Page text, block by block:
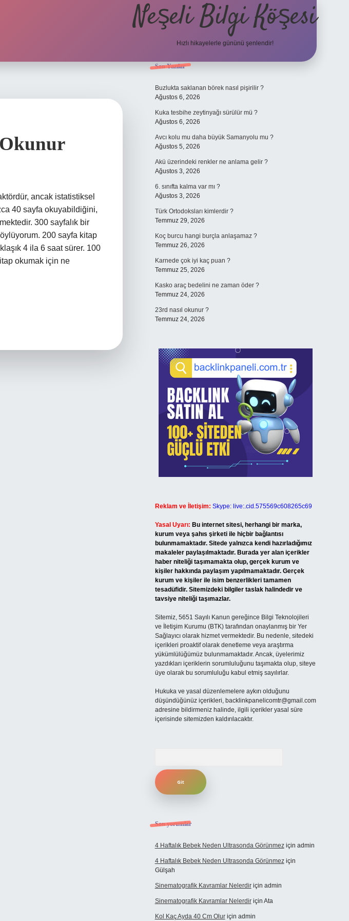
Neşeli Bilgi Köşesi
Hızlı hikayelerle gününü şenlendir!
ancak istatistiksel
40 sayfa okuyabildiğini,
300 sayfalık bir
200 sayfa kitap
4 ila 6 saat sürer. 100
okumak için ne
Sidebar
Son Yazılar
Buzlukta saklanan börek nasıl pişirilir ?
Ağustos 6, 2026
Kuka tesbihe zeytinyağı sürülür mü ?
Ağustos 6, 2026
Avcı kolu mu daha büyük Samanyolu mu ?
Ağustos 5, 2026
Akü üzerindeki renkler ne anlama gelir ?
Ağustos 3, 2026
6. sınıfta kalma var mı ?
Ağustos 3, 2026
Türk Ortodoksları kimlerdir ?
Temmuz 29, 2026
Koç burcu hangi burçla anlaşamaz ?
Temmuz 26, 2026
Karnede çok iyi kaç puan ?
Temmuz 25, 2026
Kasko araç bedelini ne zaman öder ?
Temmuz 24, 2026
23rd nasıl okunur ?
Temmuz 24, 2026
Reklam ve İletişim: Skype: live:.cid.575569c608265c69
Yasal Uyarı: Bu internet sitesi, herhangi bir marka,
kurum veya şahıs şirketi ile hiçbir bağlantısı
bulunmamaktadır. Sitede yalnızca kendi hazırladığımız
makaleler paylaşılmaktadır. Burada yer alan içerikler
haber niteliği taşımamakta olup, gerçek kurum ve
kişiler hakkında paylaşım yapılmamaktadır. Gerçek
kurum ve kişiler ile isim benzerlikleri tamamen
tesadüfidir. Sitemizdeki bilgiler taslak halindedir ve
tavsiye niteliği taşımazlar.
Sitemiz, 5651 Sayılı Kanun gereğince Bilgi Teknolojileri
ve İletişim Kurumu (BTK) tarafından onaylanmış bir Yer
Sağlayıcı olarak hizmet vermektedir. Bu nedenle, sitedeki
içerikleri proaktif olarak denetleme veya araştırma
yükümlülüğümüz bulunmamaktadır. Ancak, üyelerimiz
yazdıkları içeriklerin sorumluluğunu taşımakta olup, siteye
üye olarak bu sorumluluğu kabul etmiş sayılırlar.
Hukuka ve yasal düzenlemelere aykırı olduğunu
düşündüğünüz içerikleri, backlinkpanelicomtr@gmail.com
adresine bildirmeniz halinde, ilgili içerikler yasal süre
içerisinde sitemizden kaldırılacaktır.
Son yorumlar
4 Haftalık Bebek Neden Ultrasonda Görünmeziçin admin
4 Haftalık Bebek Neden Ultrasonda Görünmeziçin
Gülşah
Sinematografik Kavramlar Nelerdiriçin admin
Sinematografik Kavramlar Nelerdiriçin Ata
Kol Kaç Ayda 40 Cm Oluriçin admin
ilbet mobil girişen iyi bahis siteleri